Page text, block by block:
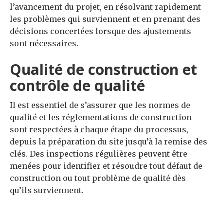
l’avancement du projet, en résolvant rapidement
les problèmes qui surviennent et en prenant des
décisions concertées lorsque des ajustements
sont nécessaires.
Qualité de construction et
contrôle de qualité
Il est essentiel de s’assurer que les normes de
qualité et les réglementations de construction
sont respectées à chaque étape du processus,
depuis la préparation du site jusqu’à la remise des
clés. Des inspections régulières peuvent être
menées pour identifier et résoudre tout défaut de
construction ou tout problème de qualité dès
qu’ils surviennent.